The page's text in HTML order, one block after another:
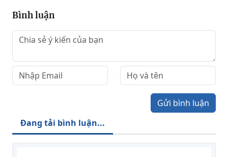
Bình luận
Gửi bình luận
Đang tải bình luận...